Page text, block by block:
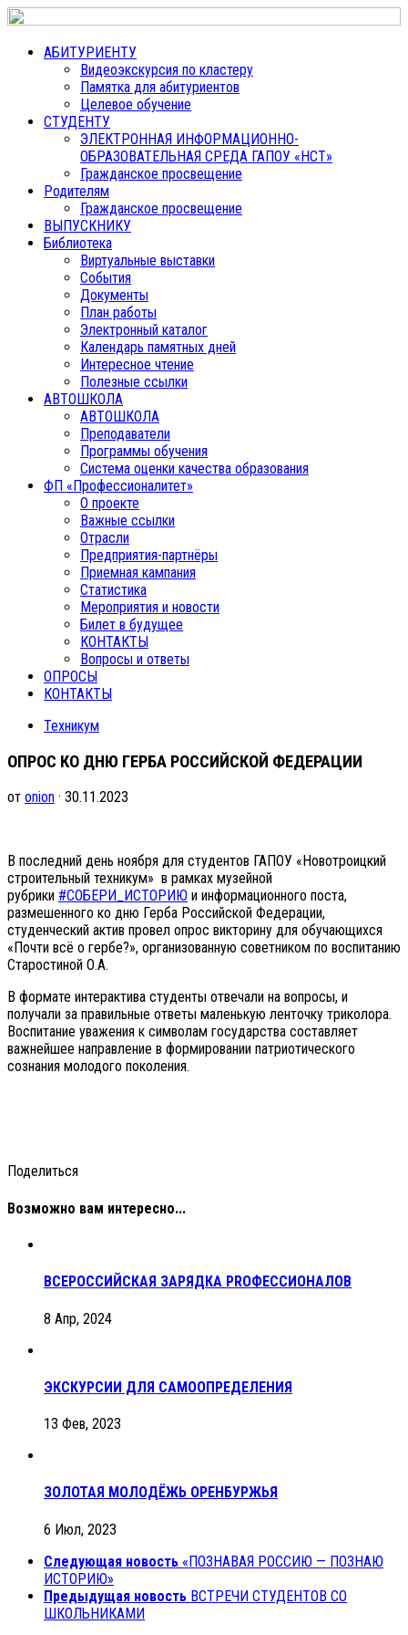
АБИТУРИЕНТУ
Видеоэкскурсия по кластеру
Памятка для абитуриентов
Целевое обучение
СТУДЕНТУ
ЭЛЕКТРОННАЯ ИНФОРМАЦИОННО-
ОБРАЗОВАТЕЛЬНАЯ СРЕДА ГАПОУ «НСТ»
Гражданское просвещение
Родителям
Гражданское просвещение
ВЫПУСКНИКУ
Библиотека
Виртуальные выставки
События
Документы
План работы
Электронный каталог
Календарь памятных дней
Интересное чтение
Полезные ссылки
АВТОШКОЛА
АВТОШКОЛА
Преподаватели
Программы обучения
Система оценки качества образования
ФП «Профессионалитет»
О проекте
Важные ссылки
Отрасли
Предприятия-партнёры
Приемная кампания
Статистика
Мероприятия и новости
Билет в будущее
КОНТАКТЫ
Вопросы и ответы
ОПРОСЫ
КОНТАКТЫ
Техникум
ОПРОС КО ДНЮ ГЕРБА РОССИЙСКОЙ ФЕДЕРАЦИИ
от onion · 30.11.2023
В последний день ноября для студентов ГАПОУ «Новотроицкий
строительный техникум» в рамках музейной
рубрики #CОБЕРИ_ИСТОРИЮ и информационного поста,
размешенного ко дню Герба Российской Федерации,
студенческий актив провел опрос викторину для обучающихся
«Почти всё о гербе?», организованную советником по воспитанию
Старостиной О.А.
В формате интерактива студенты отвечали на вопросы, и
получали за правильные ответы маленькую ленточку триколора.
Воспитание уважения к символам государства составляет
важнейшее направление в формировании патриотического
сознания молодого поколения.
Поделиться
Возможно вам интересно...
ВСЕРОССИЙСКАЯ ЗАРЯДКА PROФЕССИОНАЛОВ
8 Апр, 2024
ЭКСКУРСИИ ДЛЯ САМООПРЕДЕЛЕНИЯ
13 Фев, 2023
ЗОЛОТАЯ МОЛОДЁЖЬ ОРЕНБУРЖЬЯ
6 Июл, 2023
Следующая новость «ПОЗНАВАЯ РОССИЮ — ПОЗНАЮ
ИСТОРИЮ»
Предыдущая новость ВСТРЕЧИ СТУДЕНТОВ СО
ШКОЛЬНИКАМИ